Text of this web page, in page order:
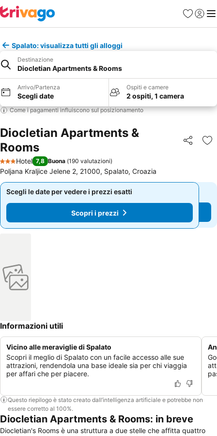
PreferitiAccedi
Spalato: visualizza tutti gli alloggi
Destinazione
Diocletian Apartments & Rooms
Arrivo/Partenza
Scegli date
Ospiti e camere
2 ospiti, 1 camera
Come i pagamenti influiscono sul posizionamento
Diocletian Apartments &
Rooms
Condividi
3 Stelle
Hotel 7,8 Buona (190 valutazioni)
Poljana Kraljice Jelene 2, 21000, Spalato, Croazia
Scegli le date per vedere i prezzi esatti
Scopri i prezzi
Scegli le date per vedere i prezzi esatti
Scopri i prezzi
Informazioni utili
Vicino alle meraviglie di Spalato
Scopri il meglio di Spalato con un facile accesso alle sue
attrazioni, rendendola una base ideale sia per chi viaggia
per affari che per piacere.
Questo riepilogo è stato creato dall’intelligenza artificiale e potrebbe non
essere corretto al 100%.
Diocletian Apartments & Rooms: in breve
Diocletian's Rooms è una struttura a due stelle che affitta quattro